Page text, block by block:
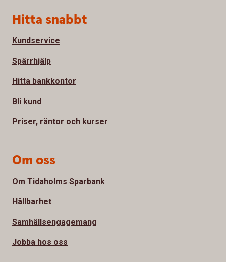
Sidfot
Hitta snabbt
Kundservice
Spärrhjälp
Hitta bankkontor
Bli kund
Priser, räntor och kurser
Om oss
Om Tidaholms Sparbank
Hållbarhet
Samhällsengagemang
Jobba hos oss